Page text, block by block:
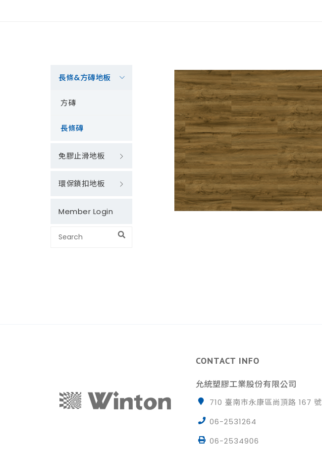
長條&方磚地板
方磚
長條磚
免膠止滑地板
環保鎖扣地板
Member Login
CONTACT INFO
允統塑膠工業股份有限公司
710 臺南市永康區尚頂路 167 號
06-2531264
06-2534906